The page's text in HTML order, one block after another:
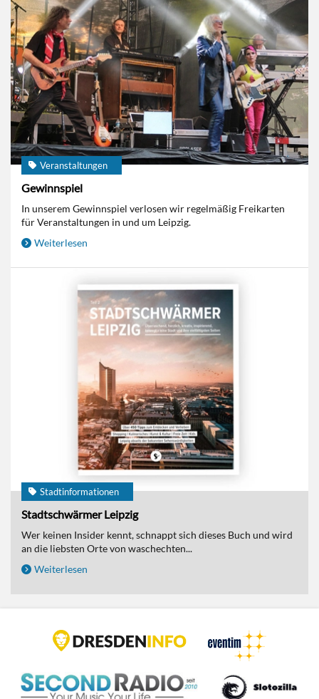
Veranstaltungen
Gewinnspiel
In unserem Gewinnspiel verlosen wir regelmäßig Freikarten
für Veranstaltungen in und um Leipzig.
Weiterlesen
Stadtinformationen
Stadtschwärmer Leipzig
Wer keinen Insider kennt, schnappt sich dieses Buch und wird
an die liebsten Orte von waschechten...
Weiterlesen